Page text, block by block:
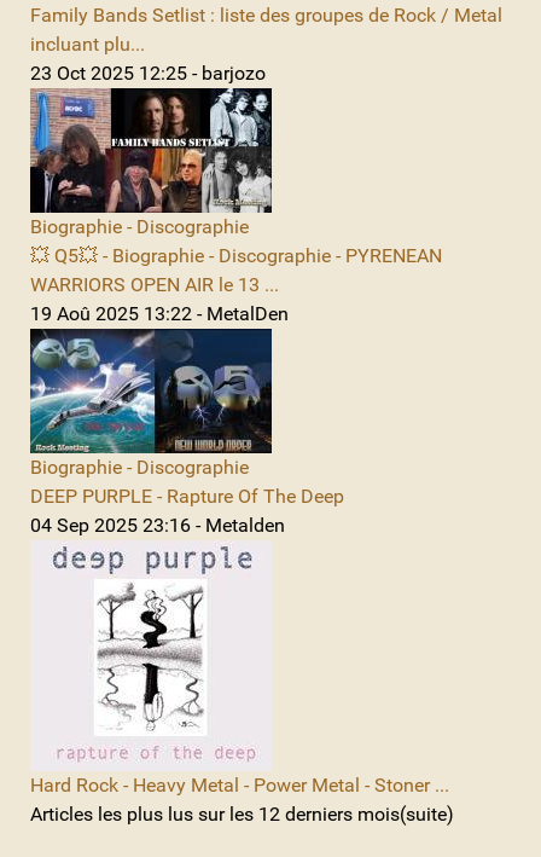
Family Bands Setlist : liste des groupes de Rock / Metal
incluant plu...
23 Oct 2025 12:25 - barjozo
Biographie - Discographie
💥 Q5💥 - Biographie - Discographie - PYRENEAN
WARRIORS OPEN AIR le 13 ...
19 Aoû 2025 13:22 - MetalDen
Biographie - Discographie
DEEP PURPLE - Rapture Of The Deep
04 Sep 2025 23:16 - Metalden
Hard Rock - Heavy Metal - Power Metal - Stoner ...
Articles les plus lus sur les 12 derniers mois(suite)